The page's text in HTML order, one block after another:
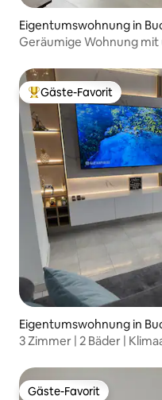
Eigentumswohnung in
Geräumige Wohnung
Beliebter Gäste-Favorit.
Gäste-Favorit
Eigentumswohnung in
3 Zimmer | 2 Bäder |
Gäste-Favorit